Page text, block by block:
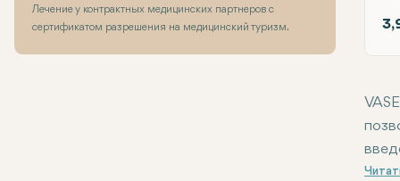
Лечение у контрактных медицинских партнеров с
сертификатом разрешения на медицинский туризм.